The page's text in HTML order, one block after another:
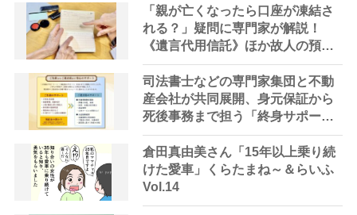
「親が亡くなったら口座が凍結さ
れる？」疑問に専門家が解説！
《遺言代用信託》ほか故人の預金
を引き出す方法やサービス
司法書士などの専門家集団と不動
産会社が共同展開、身元保証から
死後事務まで担う「終身サポー
ト」の提供を開始
倉田真由美さん「15年以上乗り続
けた愛車」くらたまね～＆らいふ
Vol.14